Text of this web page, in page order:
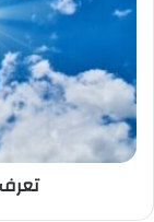
حالة
غدا
السبت